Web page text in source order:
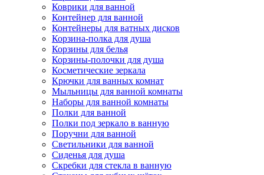
Коврики для ванной
Контейнер для ванной
Контейнеры для ватных дисков
Корзина-полка для душа
Корзины для белья
Корзины-полочки для душа
Косметические зеркала
Крючки для ванных комнат
Мыльницы для ванной комнаты
Наборы для ванной комнаты
Полки для ванной
Полки под зеркало в ванную
Поручни для ванной
Светильники для ванной
Сиденья для душа
Скребки для стекла в ванную